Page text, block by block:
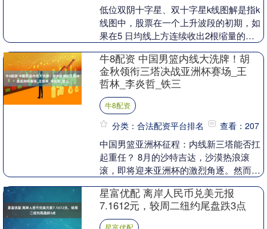
低位双阴十字星、双十字星k线图解是指k
线图中，股票在一个上升波段的初期，如
果在5 日均线上方连续收出2根缩量的十
股票开始....
牛8配资 中国男篮内线大洗牌！胡
金秋领衔三塔决战亚洲杯赛场_王
哲林_李炎哲_铁三
牛8配资
分类：合法配资平台排名 查看：207
中国男篮亚洲杯征程：内线新三塔能否扛
起重任？ 8月的沙特吉达，沙漠热浪滚
滚，即将迎来亚洲杯的激烈角逐。然而，
中锋周琦因腰伤复....
星富优配 离岸人民币兑美元报
7.1612元，较周二纽约尾盘跌3点
星富优配